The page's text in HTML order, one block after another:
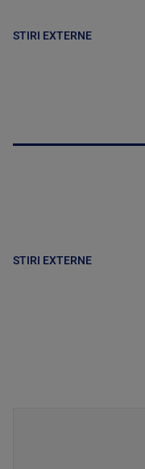
STIRI EXTERNE
STIRI EXTERNE